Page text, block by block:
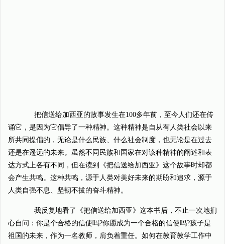
把信送给加西亚的故事发生在100多年前，至今人们还在传
诵它，是因为它倡导了一种精神。这种精神是自从有人类社会以来
所共同提倡的，无论是什么民族、什么社会制度，也无论是在过去
还是在遥远的未来。虽然不同民族和国家在对该种精神的阐述和表
达方式上各有不同，但在读到《把信送给加西亚》这个故事时却都
会产生共鸣。这种共鸣，源于人类对美好未来的期盼和追求，源于
人类自强不息、坚韧不拔的奋斗精神。
我反复地看了《把信送给加西亚》这本书后，不止一次地扪
心自问：你是个合格的信使吗?你愿成为一个合格的信使吗?孩子是
祖国的未来，作为一名教师，肩负着重任。如何在教育教学工作中